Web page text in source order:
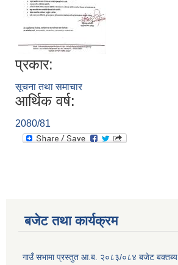
प्रकार:
सूचना तथा समाचार
आर्थिक वर्ष:
2080/81
बजेट तथा कार्यक्रम
गाउँ सभामा प्रस्तुत आ.ब. २०८३/०८४ बजेट बक्तब्य